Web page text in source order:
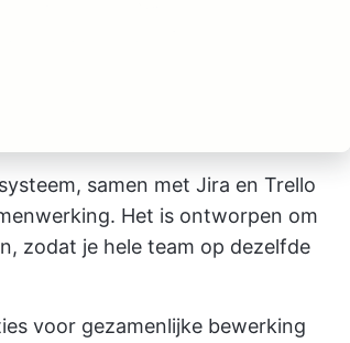
samen met Jira en Trello
Het is ontworpen om
zodat je hele team op dezelfde
voor gezamenlijke bewerking